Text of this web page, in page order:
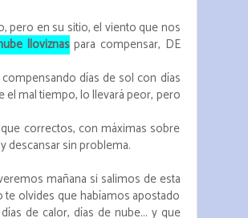
pero en su sitio, el viento que nos
lloviznaspara compensar, DE
días de sol con días
el mal tiempo, lo llevará peor, pero
correctos, con máximas sobre
descansar sin problema.
mañana si salimos de esta
olvides que habíamos apostado
de calor, días de nube... y que